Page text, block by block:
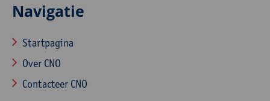
Navigatie
Startpagina
Over CNO
Contacteer CNO